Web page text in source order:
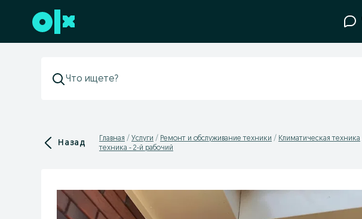
Перейти к нижнему колонтитулу
Назад Главная Услуги Ремонт и обслуживание техники Климатическая техника
техника - 2-й рабочий